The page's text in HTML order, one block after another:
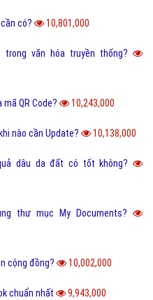
có? 10,801,000
văn hóa truyền thống?
QR Code? 10,243,000
nào cần Update? 10,138,000
dâu da đất có tốt không?
thư mục My Documents?
cộng đồng? 10,002,000
chuẩn nhất 9,943,000